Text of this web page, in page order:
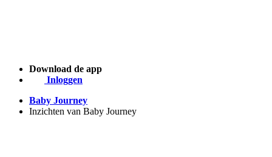
Download de app
Inloggen
Baby Journey
Inzichten van Baby Journey